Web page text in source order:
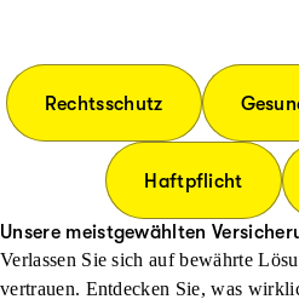
Rechtsschutz
Haftpflicht
Unsere meistgewählten
Verlassen Sie sich auf bewährte
vertrauen. Entdecken Sie, was